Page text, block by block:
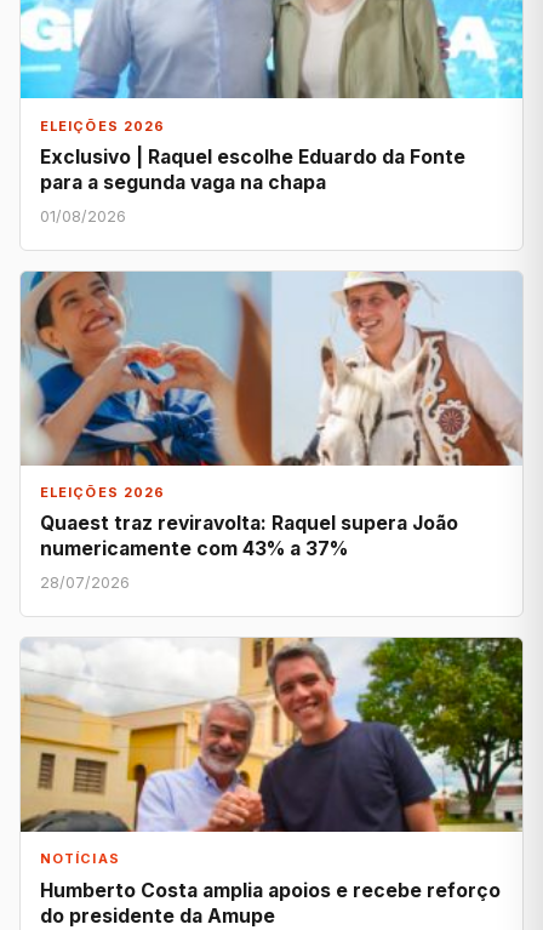
ELEIÇÕES 2026
Exclusivo | Raquel escolhe Eduardo da Fonte
para a segunda vaga na chapa
01/08/2026
ELEIÇÕES 2026
Quaest traz reviravolta: Raquel supera João
numericamente com 43% a 37%
28/07/2026
NOTÍCIAS
Humberto Costa amplia apoios e recebe reforço
do presidente da Amupe